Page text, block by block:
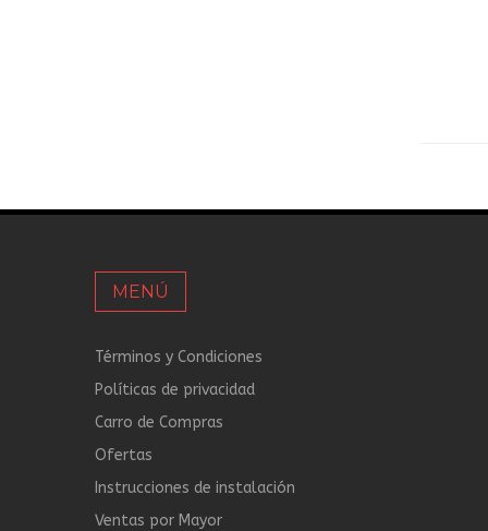
MENÚ
Términos y Condiciones
Políticas de privacidad
Carro de Compras
Ofertas
Instrucciones de instalación
Ventas por Mayor